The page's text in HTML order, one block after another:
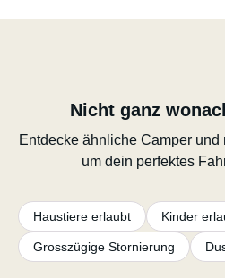
Nicht ganz
Entdecke ähnliche Camper
um dein perfektes
Haustiere erlaubt Kinder
Grosszügige Stornierung